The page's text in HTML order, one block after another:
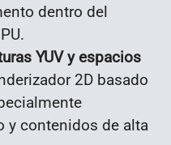
dentro del
YUV y espacios
2D basado
y contenidos de alta